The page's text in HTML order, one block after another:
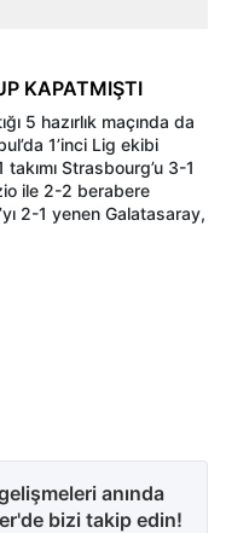
KAPATMIŞTI
5 hazırlık maçında da
1’inci Lig ekibi
Strasbourg’u 3-1
ile 2-2 berabere
2-1 yenen Galatasaray,
anında
bizi takip edin!